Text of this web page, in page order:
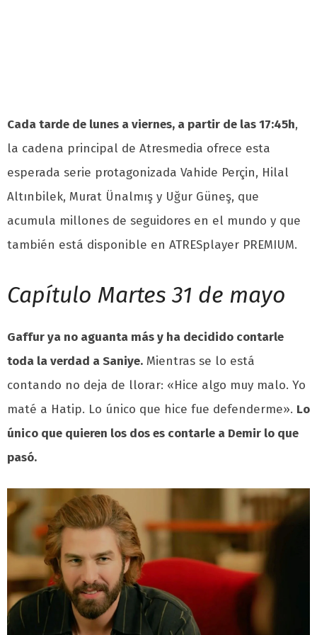
Cada tarde de lunes a viernes, a partir de las 17:45h,
la cadena principal de Atresmedia ofrece esta
esperada serie protagonizada Vahide Perçin, Hilal
Altınbilek, Murat Ünalmış y Uğur Güneş, que
acumula millones de seguidores en el mundo y que
también está disponible en ATRESplayer PREMIUM.
Capítulo Martes 31 de mayo
Gaffur ya no aguanta más y ha decidido contarle
toda la verdad a Saniye. Mientras se lo está
contando no deja de llorar: «Hice algo muy malo. Yo
maté a Hatip. Lo único que hice fue defenderme». Lo
único que quieren los dos es contarle a Demir lo que
pasó.